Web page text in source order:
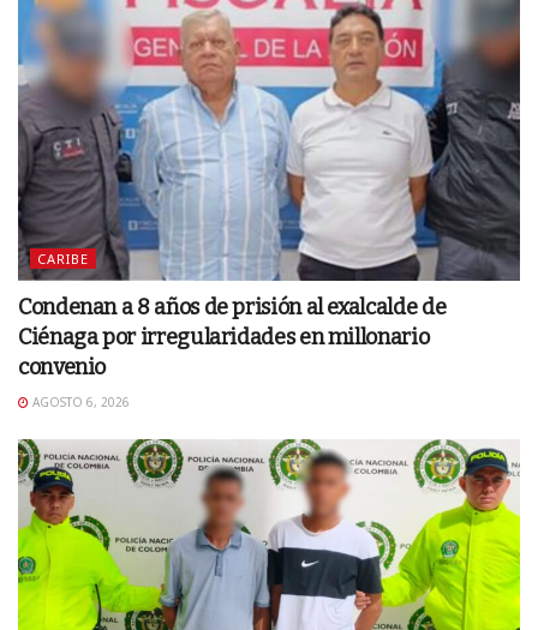
CARIBE
Condenan a 8 años de prisión al exalcalde de
Ciénaga por irregularidades en millonario
convenio
AGOSTO 6, 2026